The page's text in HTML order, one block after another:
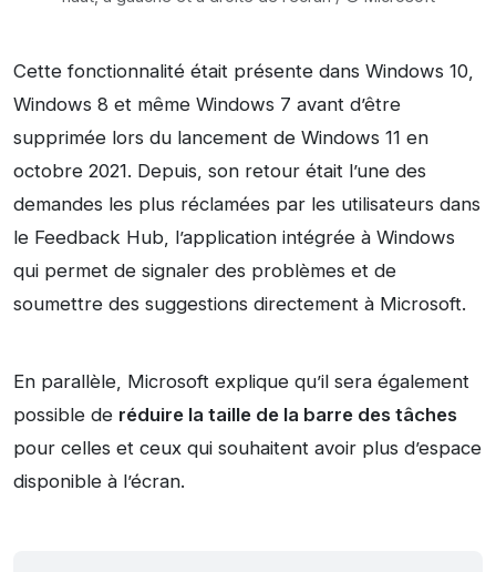
Cette fonctionnalité était présente dans Windows 10,
Windows 8 et même Windows 7 avant d’être
supprimée lors du lancement de Windows 11 en
octobre 2021. Depuis, son retour était l’une des
demandes les plus réclamées par les utilisateurs dans
le Feedback Hub, l’application intégrée à Windows
qui permet de signaler des problèmes et de
soumettre des suggestions directement à Microsoft.
En parallèle, Microsoft explique qu’il sera également
possible de réduire la taille de la barre des tâches
pour celles et ceux qui souhaitent avoir plus d’espace
disponible à l’écran.